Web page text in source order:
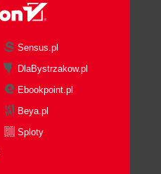
Sensus.pl
DlaBystrzakow.pl
Ebookpoint.pl
Beya.pl
Sploty